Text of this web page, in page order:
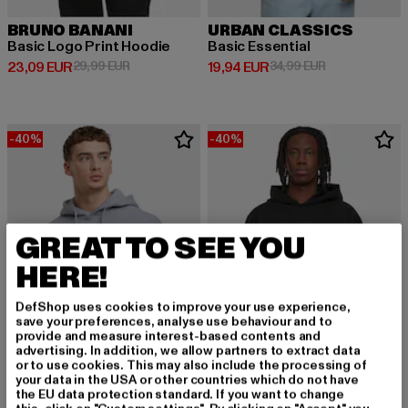
BRUNO BANANI
Basic Logo Print Hoodie
23,09 EUR
Derzeitiger Preis: 23,09 EUR
29,99 EURAktionspreis: 29,99 EUR
URBAN CLASSICS
Basic Essential
19,94 EUR
Derzeitiger Preis: 19,94 EUR
34,99 EURAktionspreis:
-40% -40%
GREAT TO SEE YOU
HERE!
DefShop uses cookies to improve your use experience,
save your preferences, analyse use behaviour and to
provide and measure interest-based contents and
advertising. In addition, we allow partners to extract data
or to use cookies. This may also include the processing of
your data in the USA or other countries which do not have
the EU data protection standard. If you want to change